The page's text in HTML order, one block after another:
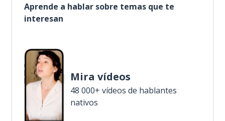
Aprende a hablar sobre temas que te
interesan
Mira vídeos
48 000+ vídeos de hablantes
nativos